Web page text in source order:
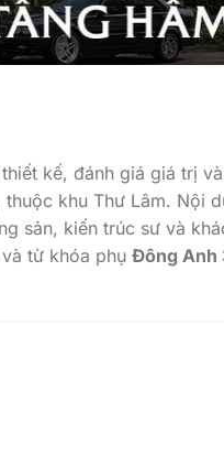
kế, đánh giá giá trị và
thuộc khu Thư Lâm. Nội
sản, kiến trúc sư và
và từ khóa phụ Đông Anh